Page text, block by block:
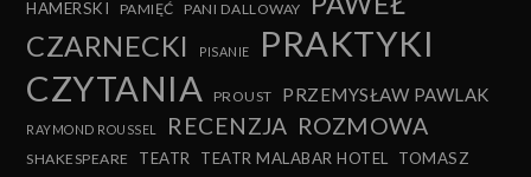
HAMERSKI
PAMIĘĆ PANI DALLOWAY
CZARNECKI
PISANIE
PRAKTYKI
CZYTANIA
PROUST PRZEMYSŁAW PAWLAK
RAYMOND ROUSSEL RECENZJA ROZMOWA
SHAKESPEARE TEATR TEATR MALABAR HOTEL
TOMASZ